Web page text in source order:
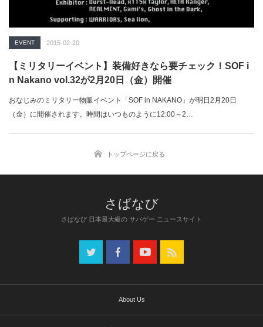
EVENT 2015-02-20
【ミリタリーイベント】装備好きなら要チェック！SOF i
n Nakano vol.32が2月20日（金）開催
おなじみのミリタリー物販イベント「SOF in NAKANO」が明日2月20日
（金）に開催されます。時間はいつものように12:00～2…
トップページに戻る
さばなび 日本最大級の サバゲー ニュースサイト
About Us